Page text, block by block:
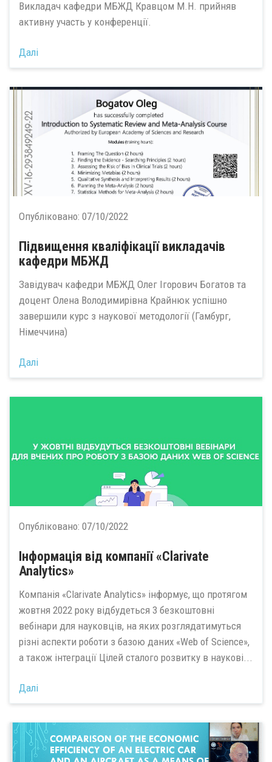
Викладач кафедри МБЖД Кравцом М.Н. прийняв
активну участь у конференції.
Далі
Опубліковано: 07/10/2022
Підвищення кваліфікації викладачів
кафедри МБЖД
Завідувач кафедри МБЖД Олег Ігорович Богатов та
доцент Олена Володимирівна Крайнюк успішно
завершили курс з наукової методології (Гамбург,
Німеччина)
Далі
Опубліковано: 07/10/2022
Інформація від компанії «Clarivate
Analytics»
Компанія «Clarivate Analytics» інформує, що протягом
жовтня 2022 року відбудеться 3 безкоштовні
вебінари для науковців, на яких розглядатимуться
різні аспекти роботи з базою даних «Web of Science»,
а також інтеграції Цілей сталого розвитку в наукові...
Далі